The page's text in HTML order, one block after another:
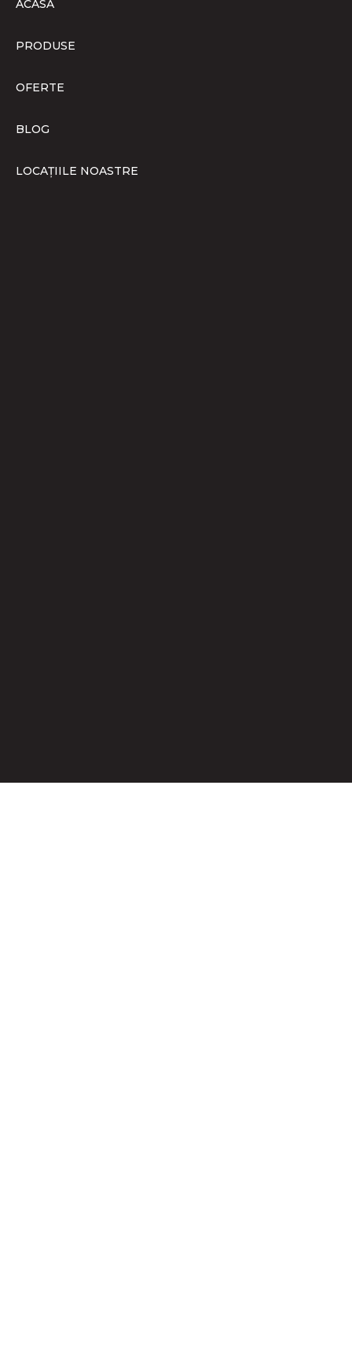
ACASĂ
PRODUSE
OFERTE
BLOG
LOCAȚIILE NOASTRE